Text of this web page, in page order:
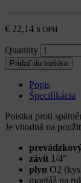
€ 22,14 S DPH
Quantity
Pridať do košíka
Popis
Špecifikácia
Poistka proti
Je vhodná na
závit 1/4″
plyn O2
montáž na